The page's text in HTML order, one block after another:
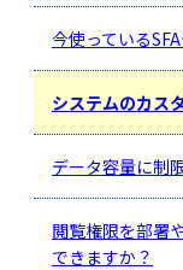
今使っている
システムのカス
データ容量に制
閲覧権限を部署
できますか？